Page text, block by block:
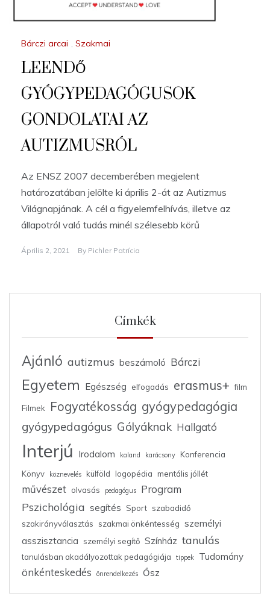
Bárczi arcai , Szakmai
LEENDŐ
GYÓGYPEDAGÓGUSOK
GONDOLATAI AZ
AUTIZMUSRÓL
Az ENSZ 2007 decemberében megjelent
határozatában jelölte ki április 2-át az Autizmus
Világnapjának. A cél a figyelemfelhívás, illetve az
állapotról való tudás minél szélesebb körű
Április 2, 2021 By Pichler Patrícia
Címkék
Ajánló autizmus beszámoló Bárczi
Egyetem Egészség elfogadás erasmus+ film
Filmek Fogyatékosság gyógypedagógia
gyógypedagógus Gólyáknak Hallgató
Interjú Irodalom kaland karácsony
Konferencia
Könyv
köznevelés külföld logopédia mentális jóllét
művészet olvasás pedagógus Program
Pszichológia segítés Sport szabadidő
szakirányválasztás
szakmai önkéntesség személyi
asszisztancia
személyi segítő Színház tanulás
tanulásban akadályozottak pedagógiája tippek Tudomány
önkénteskedés önrendelkezés Ősz